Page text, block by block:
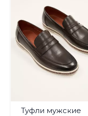
Туфли мужские